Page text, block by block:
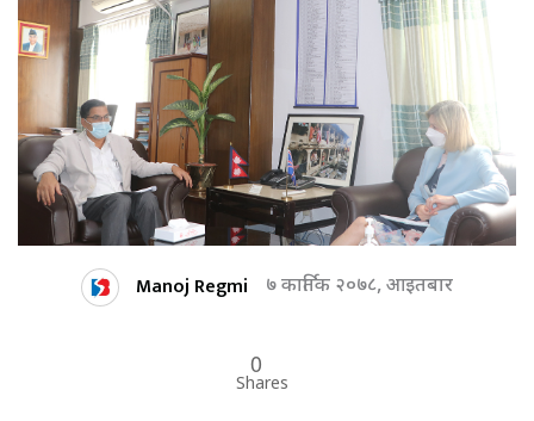
Manoj Regmi ७ कार्तिक २०७८, आइतबार
0
Shares